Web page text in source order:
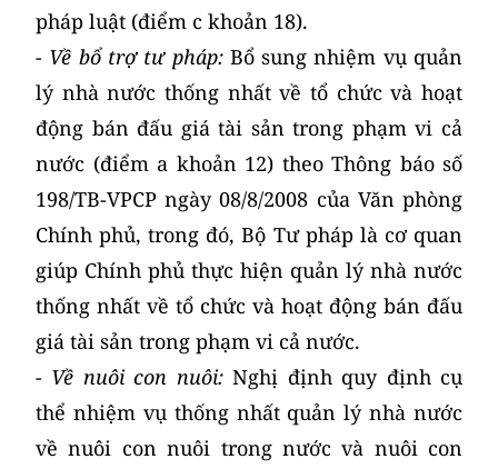
pháp luật (điểm c khoản 18).
- Về bổ trợ tư pháp:Bổ sung nhiệm vụ quản
lý nhà nước thống nhất về tổ chức và hoạt
động bán đấu giá tài sản trong phạm vi cả
nước (điểm a khoản 12) theo Thông báo số
198/TB-VPCP ngày 08/8/2008 của Văn phòng
Chính phủ, trong đó, Bộ Tư pháp là cơ quan
giúp Chính phủ thực hiện quản lý nhà nước
thống nhất về tổ chức và hoạt động bán đấu
giá tài sản trong phạm vi cả nước.
- Về nuôi con nuôi:Nghị định quy định cụ
thể nhiệm vụ thống nhất quản lý nhà nước
về nuôi con nuôi trong nước và nuôi con